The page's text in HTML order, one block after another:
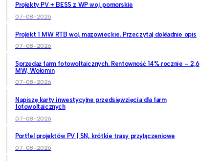
Projekty PV + BESS z WP woj. pomorskie
07-08-2026
Projekt 1 MW RTB woj. mazowieckie. Przeczytaj dokładnie opis
07-08-2026
Sprzedaż farm fotowoltaicznych. Rentowność 14% rocznie – 2,6
MW, Wołomin
07-08-2026
Napiszę karty inwestycyjne przedsięwzięcia dla farm
fotowoltaicznych
07-08-2026
Portfel projektów PV | SN, krótkie trasy przyłączeniowe
07-08-2026